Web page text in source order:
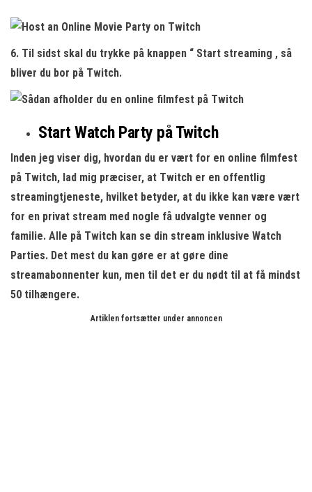
6. Til sidst skal du trykke på knappen “ Start streaming , så
bliver du bor på Twitch.
Start Watch Party på Twitch
Inden jeg viser dig, hvordan du er vært for en online filmfest
på Twitch, lad mig præciser, at Twitch er en offentlig
streamingtjeneste, hvilket betyder, at du ikke kan være vært
for en privat stream med nogle få udvalgte venner og
familie. Alle på Twitch kan se din stream inklusive Watch
Parties. Det mest du kan gøre er at gøre dine
streamabonnenter kun, men til det er du nødt til at få mindst
50 tilhængere.
Artiklen fortsætter under annoncen